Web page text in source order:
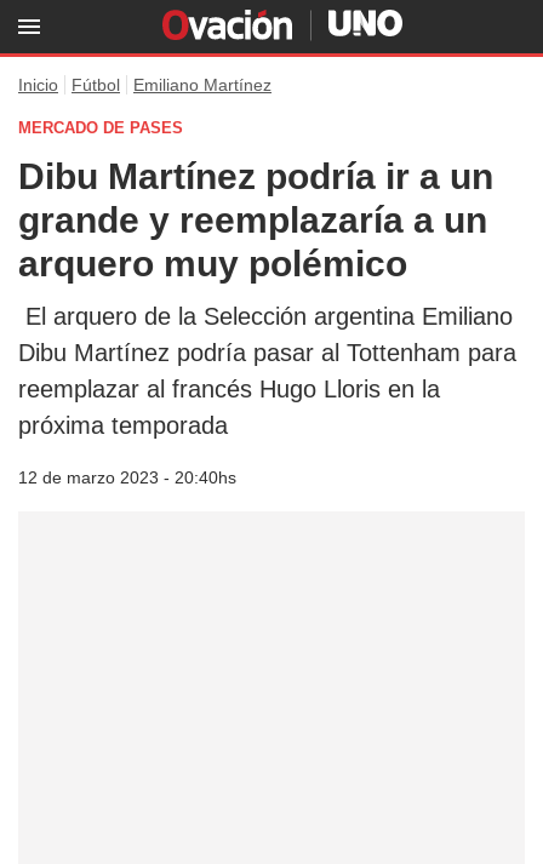
Inicio Fútbol Emiliano Martínez
MERCADO DE PASES
Dibu Martínez podría ir a un
grande y reemplazaría a un
arquero muy polémico
El arquero de la Selección argentina Emiliano
Dibu Martínez podría pasar al Tottenham para
reemplazar al francés Hugo Lloris en la
próxima temporada
12 de marzo 2023 - 20:40hs